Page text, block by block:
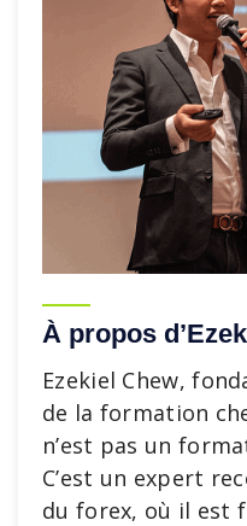
À propos
Ezekiel Chew,
de la formation
n’est pas un
C’est un expert
du forex, où il est